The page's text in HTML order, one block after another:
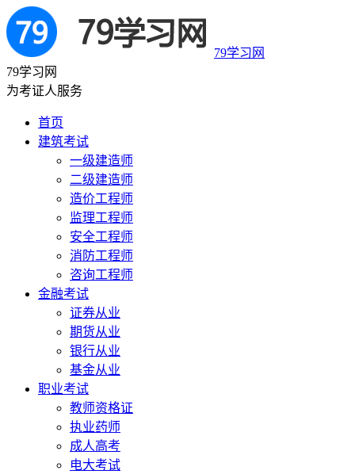
79学习网
79学习网
为考证人服务
首页
建筑考试
一级建造师
二级建造师
造价工程师
监理工程师
安全工程师
消防工程师
咨询工程师
金融考试
证券从业
期货从业
银行从业
基金从业
职业考试
教师资格证
执业药师
成人高考
电大考试